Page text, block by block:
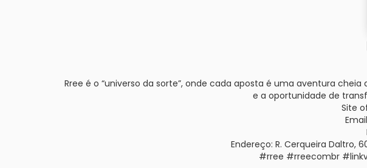
Rree é o “universo da sorte”, onde cada aposta é uma aventura
e a oportunidade de
Site
Endereço: R. Cerqueira Daltro,
#rree #rreecombr